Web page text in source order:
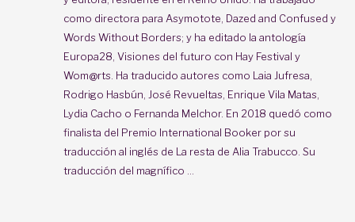
como directora para Asymotote, Dazed and Confused y
Words Without Borders; y ha editado la antología
Europa28, Visiones del futuro con Hay Festival y
Wom@rts. Ha traducido autores como Laia Jufresa,
Rodrigo Hasbún, José Revueltas, Enrique Vila Matas,
Lydia Cacho o Fernanda Melchor. En 2018 quedó como
finalista del Premio International Booker por su
traducción al inglés de La resta de Alia Trabucco. Su
traducción del magnífico ...